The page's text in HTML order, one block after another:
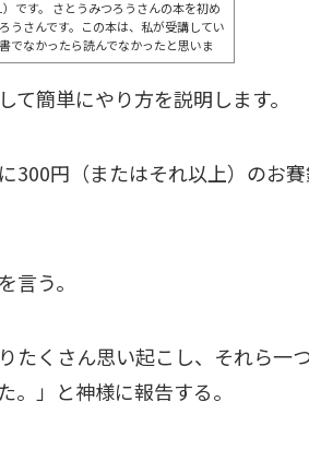
です。 さとうみつろうさんの本を初め
うさんです。この本は、私が受講してい
でなかったら読んでなかったと思いま
？本の最初は漫画になっているし、「神
ページもあり、内容も気軽に読んだら
簡単にやり方を説明します。
円（またはそれ以上）のお
う。
くさん思い起こし、それら一
」と神様に報告する。